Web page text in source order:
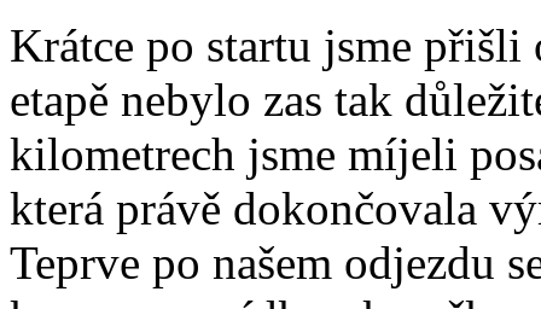
Krátce po startu jsme přišli
etapě nebylo zas tak
kilometrech jsme míjeli
která právě dokončovala
Teprve po našem odjezdu